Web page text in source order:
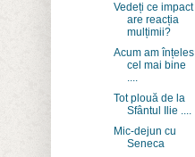
Vedeți ce impact
are reacția
mulțimii?
Acum am înțeles
cel mai bine
....
Tot plouă de la
Sfântul Ilie ....
Mic-dejun cu
Seneca